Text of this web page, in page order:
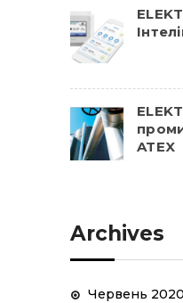
ATEX
Archives
Червень 2020